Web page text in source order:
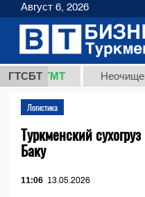
ГТСБТ
ТМТ Неочищенная
Логистика
Туркменский
Баку
11:06 13.05.2026
Август 6, 2026